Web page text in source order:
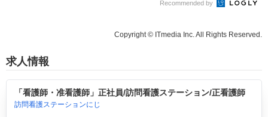
Recommended by
Copyright © ITmedia Inc. All Rights Reserved.
求人情報
「看護師・准看護師」正社員/訪問看護ステーション/正看護師
訪問看護ステーションにじ